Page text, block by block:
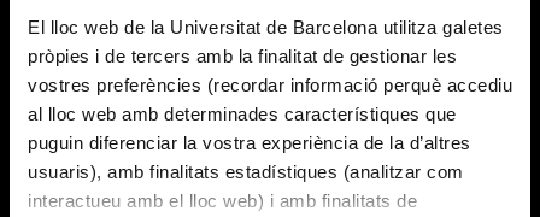
El lloc web de la Universitat de Barcelona utilitza galetes
pròpies i de tercers amb la finalitat de gestionar les
vostres preferències (recordar informació perquè accediu
al lloc web amb determinades característiques que
puguin diferenciar la vostra experiència de la d’altres
usuaris), amb finalitats estadístiques (analitzar com
interactueu amb el lloc web) i amb finalitats de